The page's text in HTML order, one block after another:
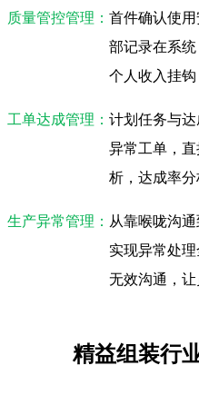
质量管控管理： 首件确认使
部记录在系
个人收入挂钩
工单达成管理： 计划任务与
异常工单，
析，达成率分
生产异常管理： 从靠喉咙沟
实现异常处
无效沟通，让
精益组装行